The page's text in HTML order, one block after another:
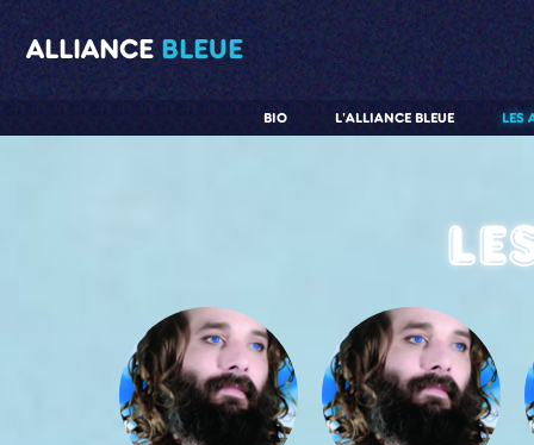
ALLIANCE BLEUE
LES
L'ALLIANCE BLEUE
BIO